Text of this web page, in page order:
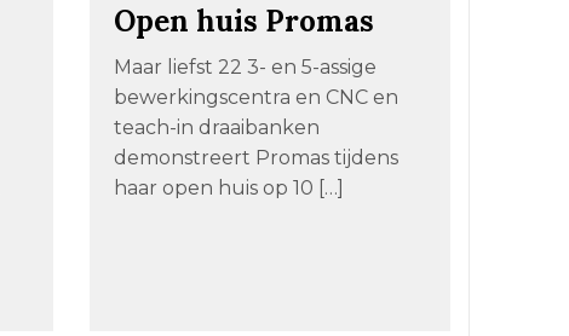
Open huis Promas
Maar liefst 22 3- en 5-assige
bewerkingscentra en CNC en
teach-in draaibanken
demonstreert Promas tijdens
haar open huis op 10 […]